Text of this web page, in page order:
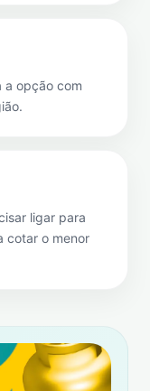
a opção com
ligar para
cotar o menor